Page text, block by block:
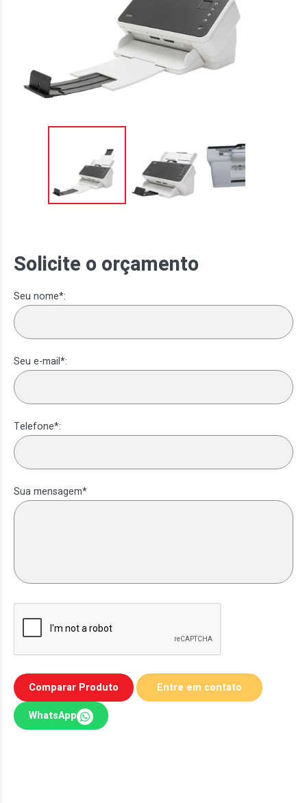
Solicite o orçamento
Seu nome*:
Seu e-mail*:
Telefone*:
Sua mensagem*
Comparar Produto
WhatsApp